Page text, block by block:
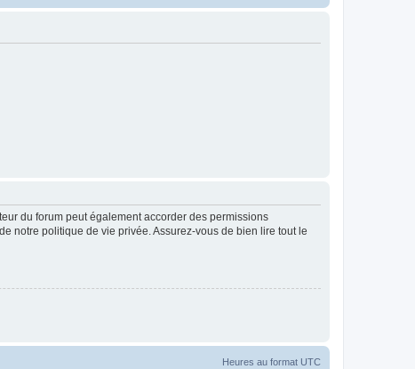
du forum peut également accorder des permissions
notre politique de vie privée. Assurez-vous de bien lire tout le
Heures au format UTC